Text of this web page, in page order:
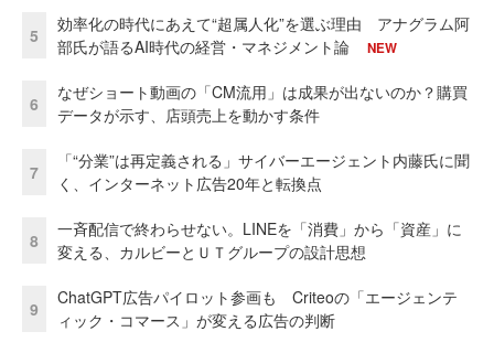
5
効率化の時代にあえて“超属人化”を選ぶ理由 アナグラム阿
部氏が語るAI時代の経営・マネジメント論
NEW
6
なぜショート動画の「CM流用」は成果が出ないのか？購買
データが示す、店頭売上を動かす条件
7
「“分業”は再定義される」サイバーエージェント内藤氏に聞
く、インターネット広告20年と転換点
8
一斉配信で終わらせない。LINEを「消費」から「資産」に
変える、カルビーとＵＴグループの設計思想
9
ChatGPT広告パイロット参画も Criteoの「エージェンテ
ィック・コマース」が変える広告の判断